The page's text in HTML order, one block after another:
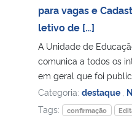
para vagas e
letivo de […]
A Unidade de
comunica a todos os
em geral que foi
Categoria: destaque
Tags:
confirmação